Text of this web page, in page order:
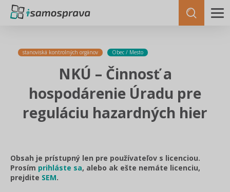
stanoviská kontrolných orgánov Obec / Mesto
NKÚ – Činnosť a
hospodárenie Úradu pre
reguláciu hazardných hier
Obsah je prístupný len pre používateľov s licenciou.
Prosím prihláste sa, alebo ak ešte nemáte licenciu,
prejdite SEM.